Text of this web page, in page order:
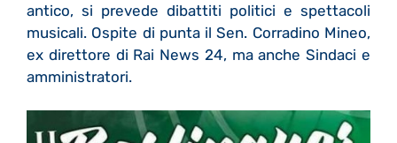
antico, si prevede dibattiti politici e spettacoli
musicali. Ospite di punta il Sen. Corradino Mineo,
ex direttore di Rai News 24, ma anche Sindaci e
amministratori.